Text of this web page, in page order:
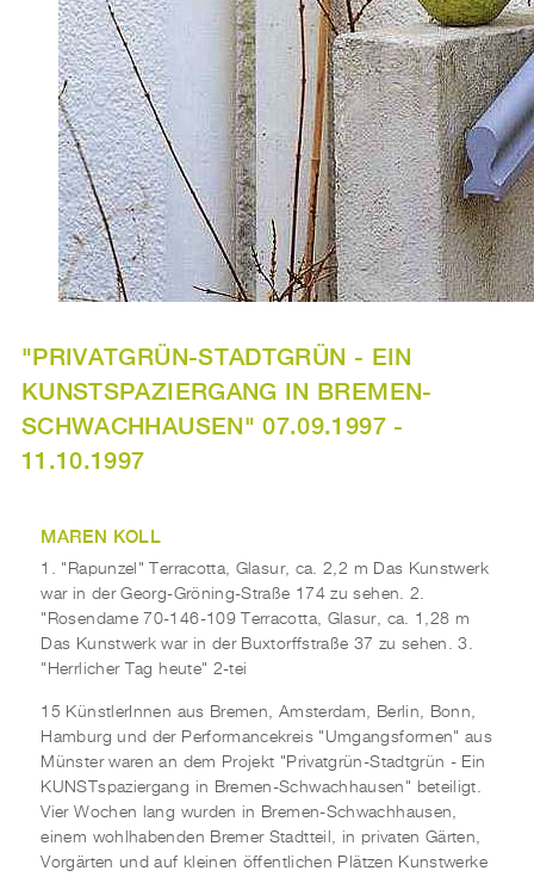
"PRIVATGRÜN-STADTGRÜN - EIN
KUNSTSPAZIERGANG IN BREMEN-
SCHWACHHAUSEN" 07.09.1997 -
11.10.1997
MAREN KOLL
1. "Rapunzel" Terracotta, Glasur, ca. 2,2 m Das Kunstwerk
war in der Georg-Gröning-Straße 174 zu sehen. 2.
"Rosendame 70-146-109 Terracotta, Glasur, ca. 1,28 m
Das Kunstwerk war in der Buxtorffstraße 37 zu sehen. 3.
"Herrlicher Tag heute" 2-tei
15 KünstlerInnen aus Bremen, Amsterdam, Berlin, Bonn,
Hamburg und der Performancekreis "Umgangsformen" aus
Münster waren an dem Projekt "Privatgrün-Stadtgrün - Ein
KUNSTspaziergang in Bremen-Schwachhausen" beteiligt.
Vier Wochen lang wurden in Bremen-Schwachhausen,
einem wohlhabenden Bremer Stadtteil, in privaten Gärten,
Vorgärten und auf kleinen öffentlichen Plätzen Kunstwerke